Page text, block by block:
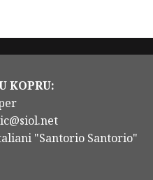
KOPRU:
"Santorio Santorio"